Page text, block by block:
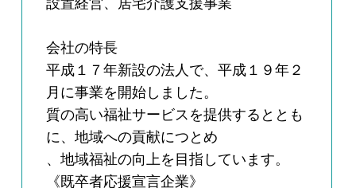
設置経営、居宅介護支援事業
会社の特長
平成１７年新設の法人で、平成１９年２
月に事業を開始しました。
質の高い福祉サービスを提供するととも
に、地域への貢献につとめ
、地域福祉の向上を目指しています。
《既卒者応援宣言企業》